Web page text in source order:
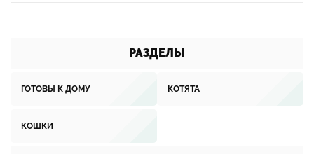
РАЗДЕЛЫ
ГОТОВЫ К ДОМУ КОТЯТА
КОШКИ